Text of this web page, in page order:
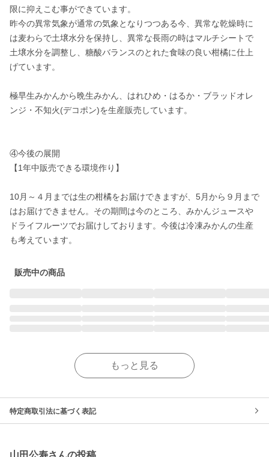
限に抑えこむ事ができています。
昨今の異常気象が通常の気象となりつつある今、異常な乾燥時に
は麦わらで土壌水分を保持し、異常な長雨の時はマルチシートで
土壌水分を調整し、糖酸バランスのとれた食味の良い柑橘に仕上
げています。
極早生みかんから晩生みかん、はれひめ・はるか・ブラッドオレ
ンジ・不知火(デコポン)を生産販売しています。
④今後の展開
【1年中販売できる環境作り】
10月～４月までは生の柑橘をお届けできますが、5月から９月まで
はお届けできません。その期間は今のところ、みかんジュースや
ドライフルーツでお届けしております。今後は冷凍みかんの生産
も考えています。
販売中の商品
もっと見る
特定商取引法に基づく表記
山田公寿さんの投稿